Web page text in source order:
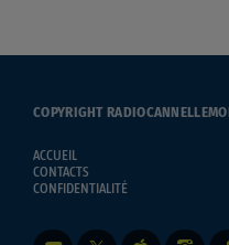
COPYRIGHT
ACCUEIL
CONTACTS
CONFIDENTIALITÉ